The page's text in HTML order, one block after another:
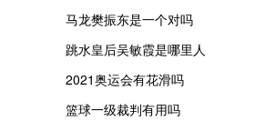
马龙樊振东是一个对吗
跳水皇后吴敏霞是哪里人
2021奥运会有花滑吗
篮球一级裁判有用吗